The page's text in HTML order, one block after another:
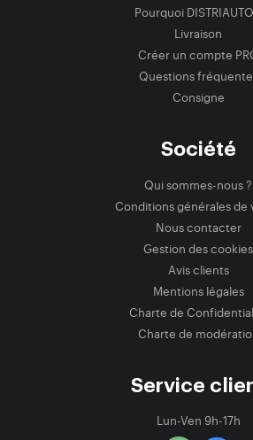
Pourquoi
Livraison
Créer un compte
Questions
Consigne
Société
Qui sommes-nous ?
Conditions générales de
Nous contacter
Gestion des cookies
Avis clients
Mentions légales
Charte de
Charte de
Service
Lun-Ven 9h-17h